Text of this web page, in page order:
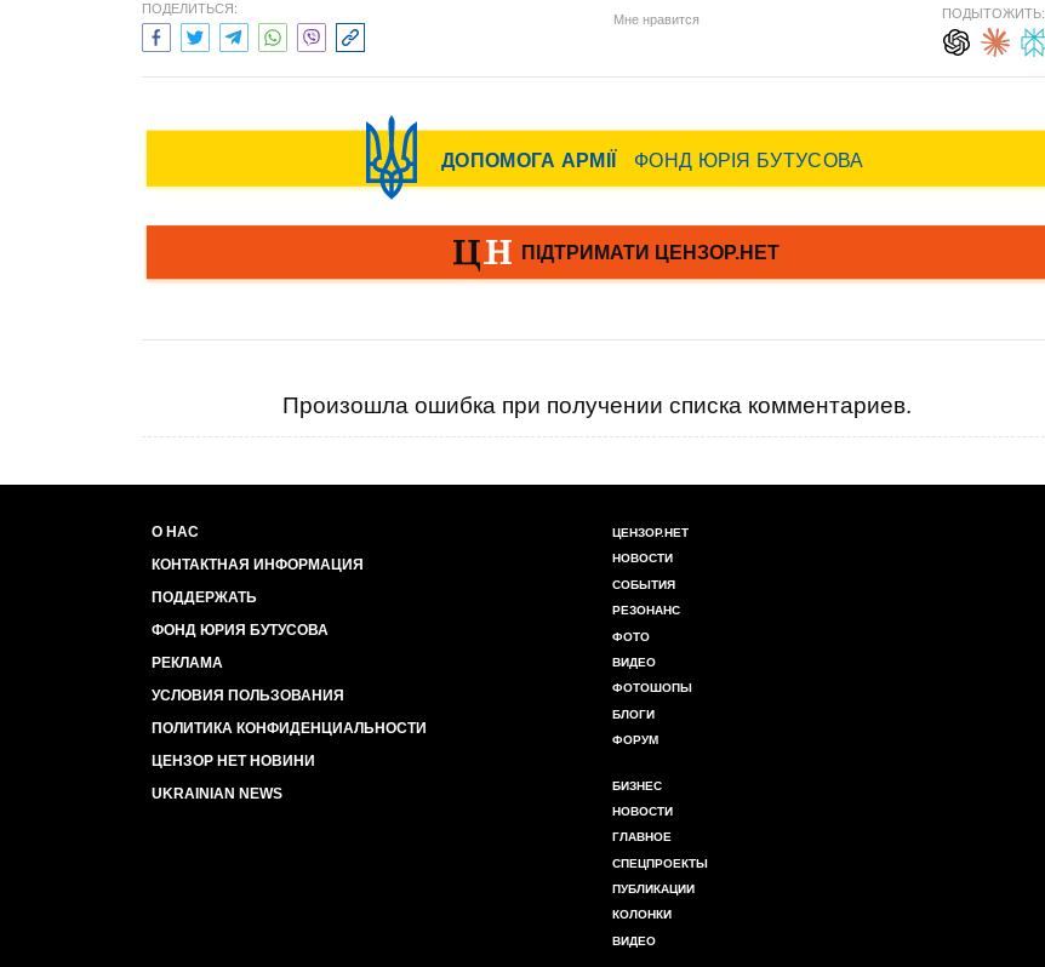
ПОДЕЛИТЬСЯ:
Мне нравится ПОДЫТОЖИТЬ:
Произошла ошибка при получении списка комментариев.
О НАС
КОНТАКТНАЯ ИНФОРМАЦИЯ
ПОДДЕРЖАТЬ
ФОНД ЮРИЯ БУТУСОВА
РЕКЛАМА
УСЛОВИЯ ПОЛЬЗОВАНИЯ
ПОЛИТИКА КОНФИДЕНЦИАЛЬНОСТИ
ЦЕНЗОР НЕТ НОВИНИ
UKRAINIAN NEWS
ЦЕНЗОР.НЕТ
НОВОСТИ
СОБЫТИЯ
РЕЗОНАНС
ФОТО
ВИДЕО
ФОТОШОПЫ
БЛОГИ
ФОРУМ
БИЗНЕС
НОВОСТИ
ГЛАВНОЕ
СПЕЦПРОЕКТЫ
ПУБЛИКАЦИИ
КОЛОНКИ
ВИДЕО